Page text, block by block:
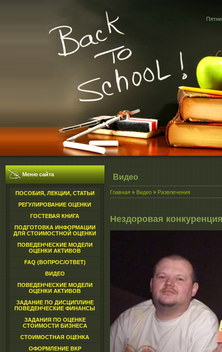
Меню сайта
ПОСОБИЯ, ЛЕКЦИИ, СТАТЬИ
РЕГУЛИРОВАНИЕ ОЦЕНКИ
ГОСТЕВАЯ КНИГА
ПОДГОТОВКА ИНФОРМАЦИИ
ДЛЯ СТОИМОСТНОЙ ОЦЕНКИ
ПОВЕДЕНЧЕСКИЕ МОДЕЛИ
ОЦЕНКИ АКТИВОВ
FAQ (ВОПРОС/ОТВЕТ)
ВИДЕО
ПОВЕДЕНЧЕСКИЕ МОДЕЛИ
ОЦЕНКИ АКТИВОВ
ЗАДАНИЕ ПО ДИСЦИПЛИНЕ
ПОВЕДЕНЧЕСКИЕ ФИНАНСЫ
ЗАДАНИЯ ПО ОЦЕНКЕ
СТОИМОСТИ БИЗНЕСА
СТОИМОСТНАЯ ОЦЕНКА
ОФОРМЛЕНИЕ ВКР
Видео
Главная » Видео » Развлечения
Нездоровая